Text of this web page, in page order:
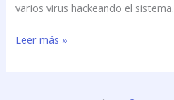
varios virus hackeando el sistema.
Leer más »